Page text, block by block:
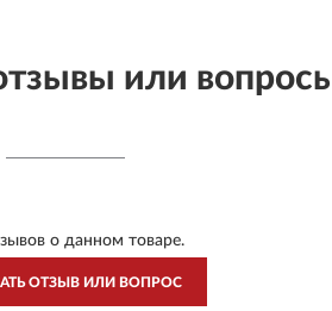
или
о данном товаре.
ОТЗЫВ ИЛИ ВОПРОС